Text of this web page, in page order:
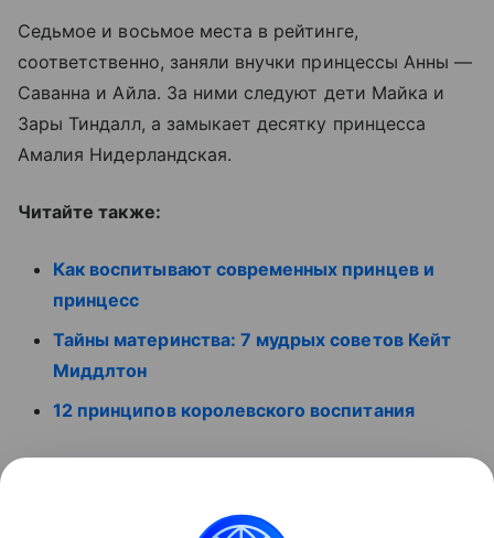
Седьмое и восьмое места в рейтинге,
соответственно, заняли внучки принцессы Анны —
Саванна и Айла. За ними следуют дети Майка и
Зары Тиндалл, а замыкает десятку принцесса
Амалия Нидерландская.
Читайте также:
Как воспитывают современных принцев и
принцесс
Тайны материнства: 7 мудрых советов Кейт
Миддлтон
12 принципов королевского воспитания
Смотрите ролик: